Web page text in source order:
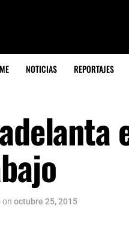
NOTICIAS REPORTAJES
on octubre 25, 2015